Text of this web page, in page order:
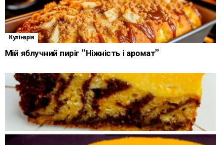
Кулінарія
Мій яблучний пиріг “Ніжність і аромат”